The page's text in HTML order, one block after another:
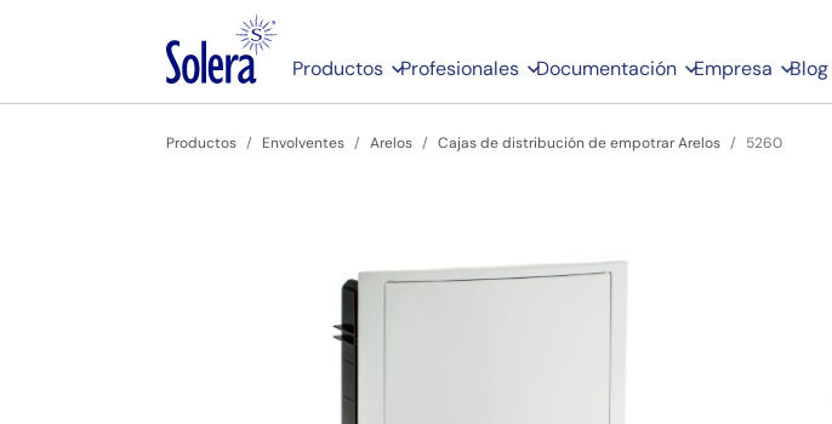
Productos Profesionales Documentación Empresa Blog
Productos Envolventes Arelos Cajas de distribución de empotrar Arelos 5260